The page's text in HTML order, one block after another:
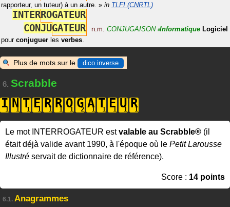
rapporteur, un tuteur) à un autre. » in TLFI (CNRTL)
INTERROGATEUR
CONJUGATEUR n.m. CONJUGAISON #Informatique Logiciel
pour conjuguer les verbes
Plus de mots sur le dico inverse
6. Scrabble
I N T E R R O G A T E U R
Le mot INTERROGATEUR estvalable au Scrabble® (il
était déjà valide avant 1990, à l'époque où le Petit Larousse
Illustré servait de dictionnaire de référence).
Score : 14 points
6.1. Anagrammes